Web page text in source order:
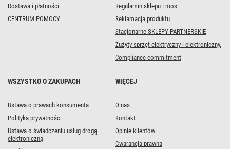
Dostawa i płatności
CENTRUM POMOCY
Regulamin sklepu Emos
Reklamacja produktu
Stacjonarne SKLEPY PARTNERSKIE
Zużyty sprzęt elektryczny i elektroniczny.
Compliance commitment
WSZYSTKO O ZAKUPACH
Ustawa o prawach konsumenta
Polityka prywatności
Ustawa o świadczeniu usług drogą
elektroniczną
WIĘCEJ
O nas
Kontakt
Opinie klientów
Gwarancja prawna